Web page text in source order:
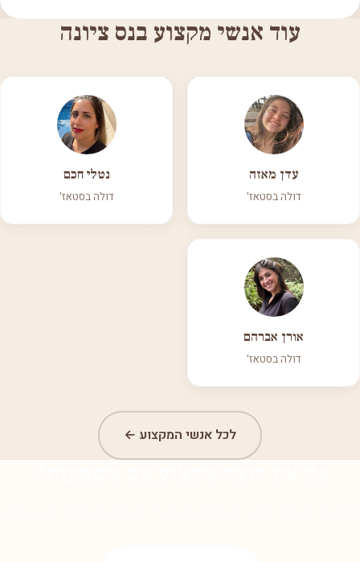
עוד אנשי מקצוע בנס ציונה
עדן מאזה
דולה בסטאז'
נטלי חכם
דולה בסטאז'
אורן אברהם
דולה בסטאז'
לכל אנשי המקצוע ←